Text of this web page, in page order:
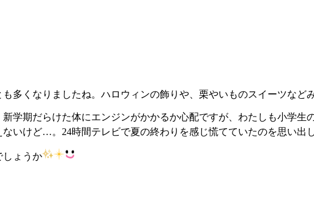
多くなりましたね。ハロウィンの飾りや、栗やいものスイーツな
学期だらけた体にエンジンがかかるか心配ですが、わたしも小学
いけど…。24時間テレビで夏の終わりを感じ慌てていたのを思い出し
しょうか